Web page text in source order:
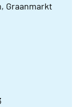
Graanmarkt